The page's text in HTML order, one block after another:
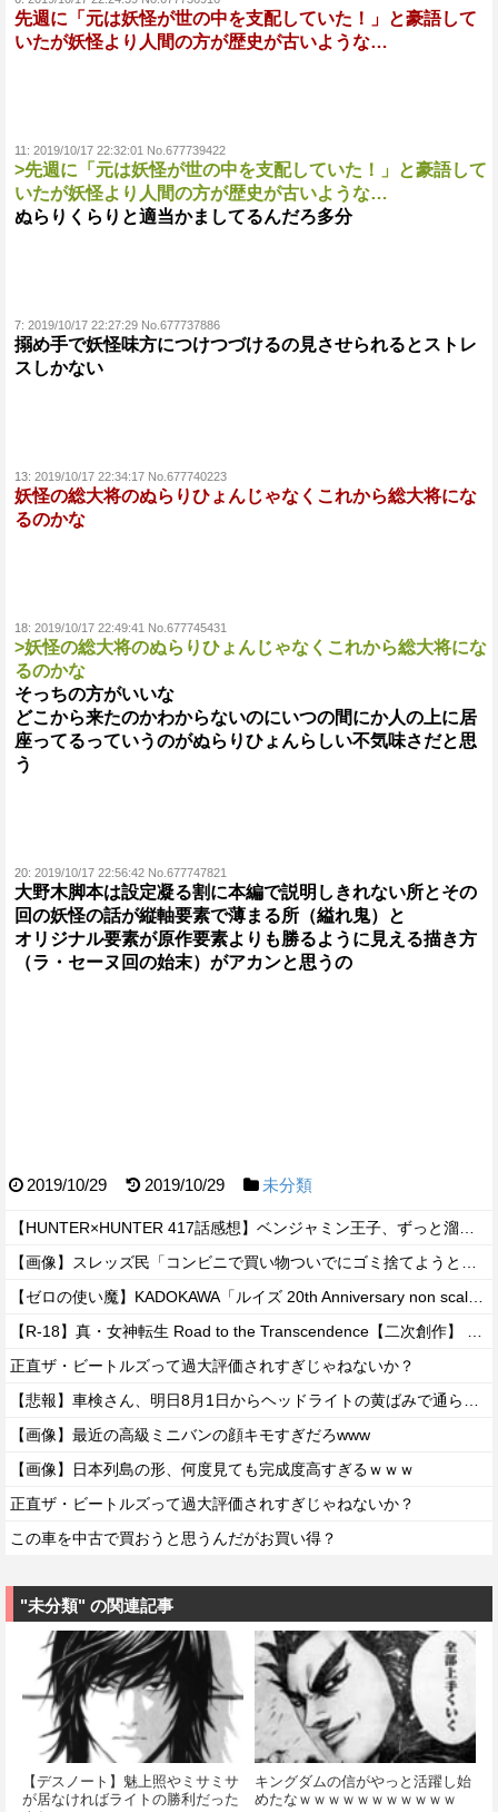
先週に「元は妖怪が世の中を支配していた！」と豪語して
いたが妖怪より人間の方が歴史が古いような…
11: 2019/10/17 22:32:01 No.677739422
>先週に「元は妖怪が世の中を支配していた！」と豪語して
いたが妖怪より人間の方が歴史が古いような…
ぬらりくらりと適当かましてるんだろ多分
7: 2019/10/17 22:27:29 No.677737886
搦め手で妖怪味方につけつづけるの見させられるとストレ
スしかない
13: 2019/10/17 22:34:17 No.677740223
妖怪の総大将のぬらりひょんじゃなくこれから総大将にな
るのかな
18: 2019/10/17 22:49:41 No.677745431
>妖怪の総大将のぬらりひょんじゃなくこれから総大将にな
るのかな
そっちの方がいいな
どこから来たのかわからないのにいつの間にか人の上に居
座ってるっていうのがぬらりひょんらしい不気味さだと思
う
20: 2019/10/17 22:56:42 No.677747821
大野木脚本は設定凝る割に本編で説明しきれない所とその
回の妖怪の話が縦軸要素で薄まる所（縊れ鬼）と
オリジナル要素が原作要素よりも勝るように見える描き方
（ラ・セーヌ回の始末）がアカンと思うの
2019/10/29 2019/10/29 未分類
正直ザ・ビートルズって過大評価されすぎじゃねないか？
【画像】最近の高級ミニバンの顔キモすぎだろwww
【画像】日本列島の形、何度見ても完成度高すぎるｗｗｗ
正直ザ・ビートルズって過大評価されすぎじゃねないか？
この車を中古で買おうと思うんだがお買い得？
"未分類" の関連記事
【デスノート】魅上照やミサミサ
が居なければライトの勝利だった
キングダムの信がやっと活躍し始
めたなｗｗｗｗｗｗｗｗｗｗｗ